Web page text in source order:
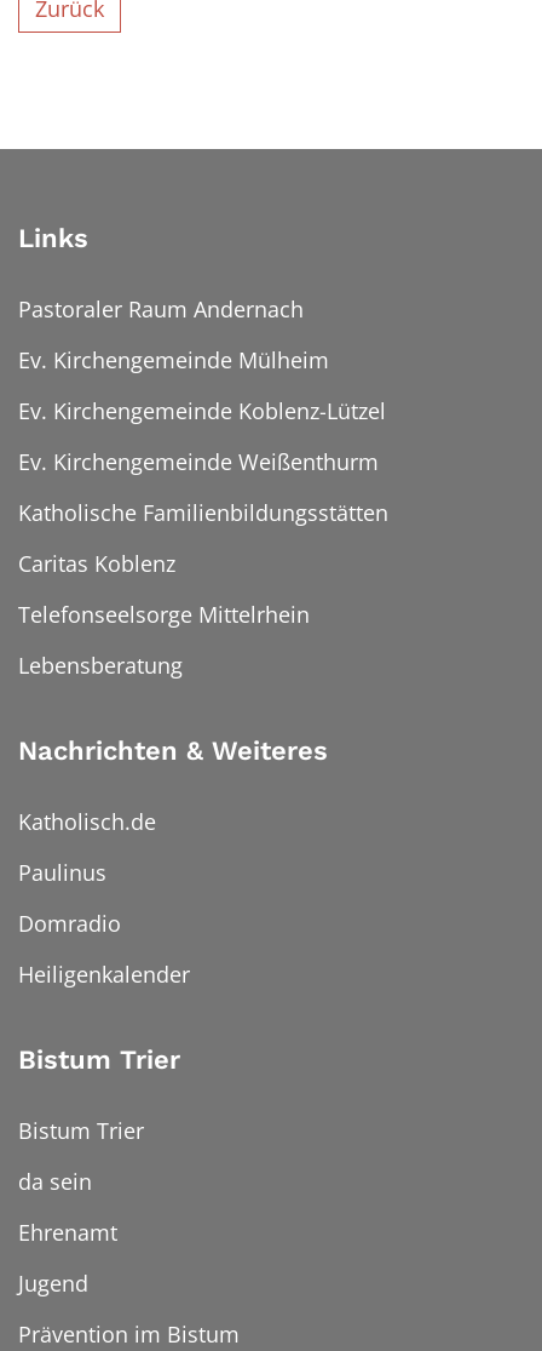
Zurück
Links
Pastoraler Raum Andernach
Ev. Kirchengemeinde Mülheim
Ev. Kirchengemeinde Koblenz-Lützel
Ev. Kirchengemeinde Weißenthurm
Katholische Familienbildungsstätten
Caritas Koblenz
Telefonseelsorge Mittelrhein
Lebensberatung
Nachrichten & Weiteres
Katholisch.de
Paulinus
Domradio
Heiligenkalender
Bistum Trier
Bistum Trier
da sein
Ehrenamt
Jugend
Prävention im Bistum